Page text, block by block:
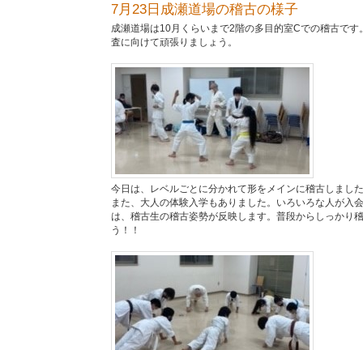
7月23日成瀬道場の稽古の様子
成瀬道場は10月くらいまで2階の多目的室Cでの稽古です
査に向けて頑張りましょう。
今日は、レベルごとに分かれて形をメインに稽古しまし
また、大人の体験入学もありました。いろいろな人が入
は、稽古生の稽古姿勢が反映します。普段からしっかり
う！！